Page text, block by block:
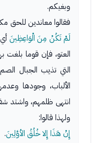
وبغيكم.
فقالوا معاندين للحق
لَمْ تَكُنْ مِنَ الْوَاعِظِينَ
العتو، فإن قوما بلغت
التي تذيب الجبال
الألباب، وجودها
انتهى ظلمهم، واشتد
ولهذا قالوا:
إِنْ هَذَا إِلا خُلُقُ الأوَّلِينَ.